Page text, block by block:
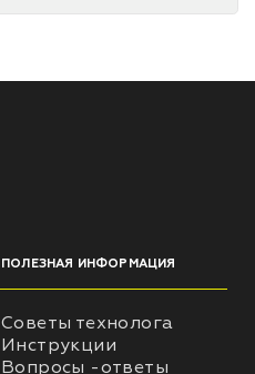
ПОЛЕЗНАЯ ИНФОРМАЦИЯ
Советы технолога
Инструкции
Вопросы -ответы